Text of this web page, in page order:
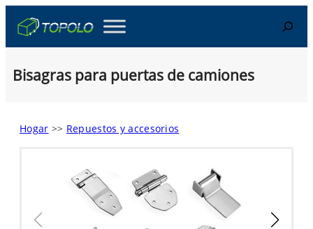
content
Search
Bisagras para puertas de camiones
Hogar >> Repuestos y accesorios